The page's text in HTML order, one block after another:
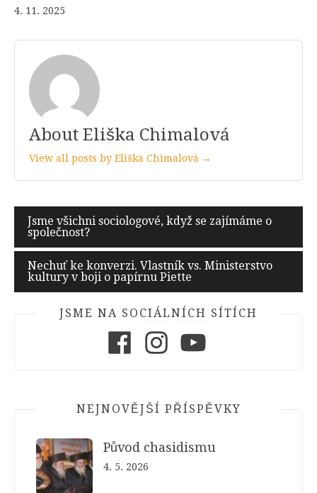
4. 11. 2025
About Eliška Chimalová
View all posts by Eliška Chimalová →
Navigace
pro
příspěvek
Jsme všichni sociologové, když se zajímáme o
společnost?
Nechuť ke konverzi. Vlastník vs. Ministerstvo
kultury v boji o papírnu Piette
JSME NA SOCIÁLNÍCH SÍTÍCH
NEJNOVĚJŠÍ PŘÍSPĚVKY
Původ chasidismu
4. 5. 2026